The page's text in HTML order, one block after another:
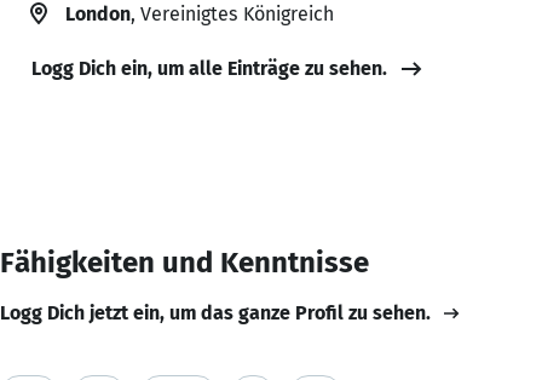
London, Vereinigtes Königreich
Logg Dich ein, um alle Einträge zu sehen.
Fähigkeiten und Kenntnisse
Logg Dich jetzt ein, um das ganze Profil zu sehen.